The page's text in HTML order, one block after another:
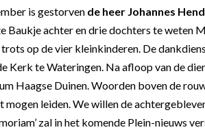
is gestorven de heer Johannes
Baukje achter en drie dochters te weten
op de vier kleinkinderen. De
Kerk te Wateringen. Na afloop van de
Haagse Duinen. Woorden boven de
mogen leiden. We willen de
zal in het komende Plein-nieuws